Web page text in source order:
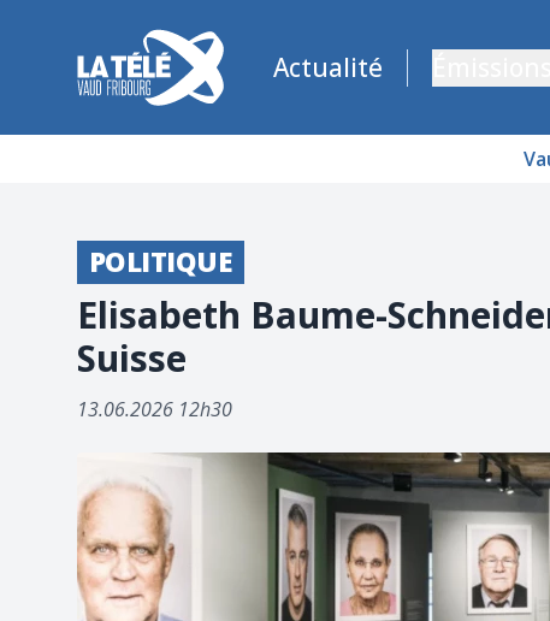
La Télé - Télévision régionale Vaud et Fribourg
Actualité
POLITIQUE
Elisabeth Baume-
Suisse
13.06.2026 12h30